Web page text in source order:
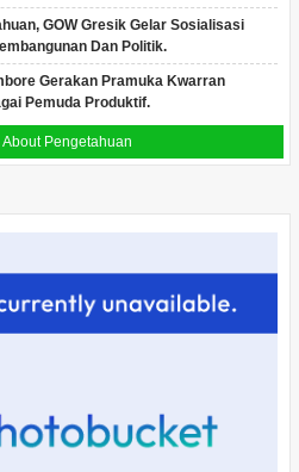
GOW Gresik Gelar Sosialisasi
Dan Politik.
Gerakan Pramuka Kwarran
Pemuda Produktif.
Pengetahuan